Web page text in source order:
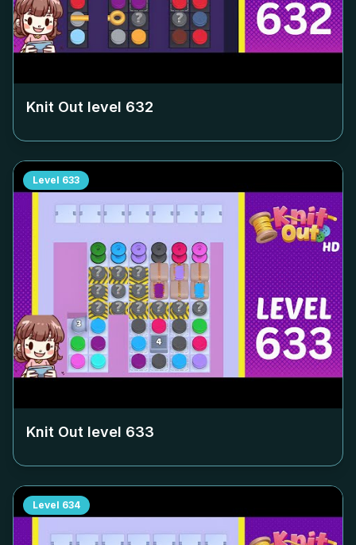
Knit Out level 632
Level 633
Knit Out level 633
Level 634